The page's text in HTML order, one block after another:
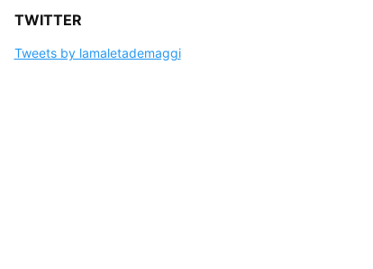
TWITTER
Tweets by lamaletademaggi